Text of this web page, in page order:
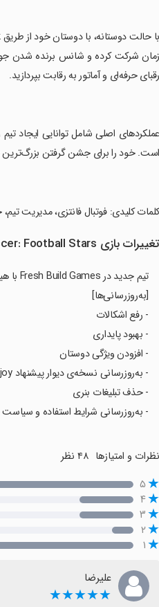
زمان شرکت کرده و شانس برنده شدن
رقبای حرفه‌ای و آماتور به رقابت بپردازید.
‏عملکردهای اصلی شامل توانایی ایجاد
است. خود را برای جشن گرفتن بزرگ‌ترین
‏کلمات کلیدی: فوتبال فانتزی، مدیریت
تغییرات بازی Big Win Soccer: Football Stars در نسخه جدید
تیم جدید در Fresh Build Games با هیجان به این برند نمادین جان تازه‌ای می‌بخشد!
[به‌روزرسانی‌ها]
- رفع اشکالات
- بهبود پایداری
- افزودن ویژگی دوستان
- به‌روزرسانی نسخه‌ی دیوار پیشنهاد Tapjoy
- حذف تبلیغات بنری
- به‌روزرسانی شرایط استفاده و
نظرات و امتیازها
۵
۴
۳
۲
۱
علیرضا
★★★★★